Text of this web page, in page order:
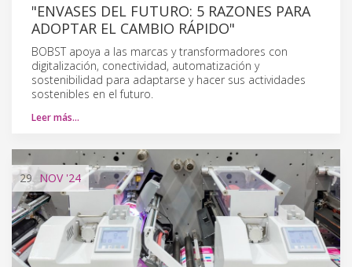
"ENVASES DEL FUTURO: 5 RAZONES PARA
ADOPTAR EL CAMBIO RÁPIDO"
BOBST apoya a las marcas y transformadores con
digitalización, conectividad, automatización y
sostenibilidad para adaptarse y hacer sus actividades
sostenibles en el futuro.
Leer más…
29 NOV'24